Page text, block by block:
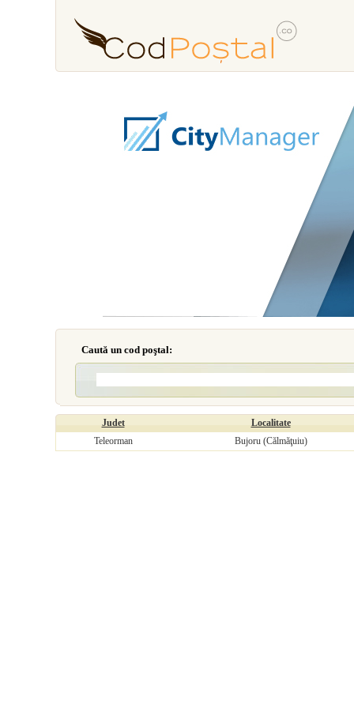
Caută un cod poştal:
Judet
Localitate
Teleorman
Bujoru (Călmăţuiu)